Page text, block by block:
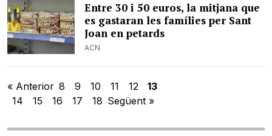
Entre 30 i 50 euros, la mitjana que
es gastaran les famílies per Sant
Joan en petards
ACN
« Anterior 8 9 10 11 12
13
14
15 16 17 18 Següent »